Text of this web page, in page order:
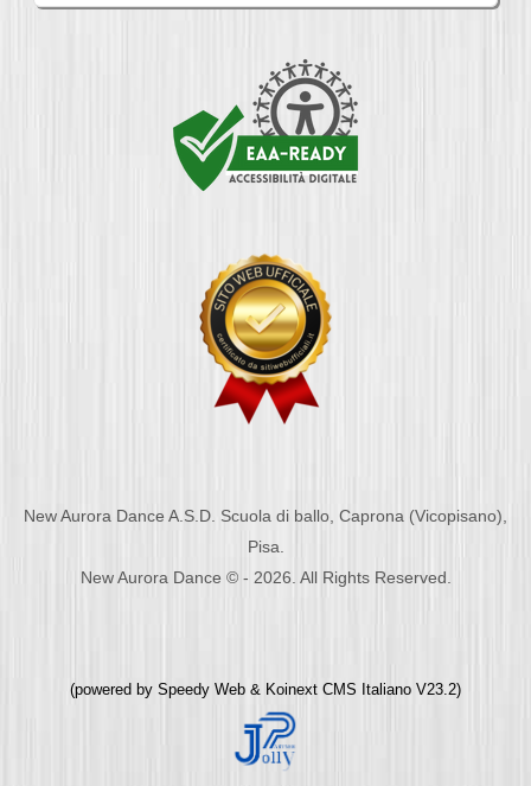
New Aurora Dance A.S.D. Scuola di ballo, Caprona (Vicopisano),
Pisa.
New Aurora Dance © - 2026. All Rights Reserved.
(powered by Speedy Web & Koinext CMS Italiano V23.2)